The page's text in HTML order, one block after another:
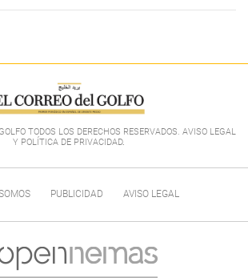
TODOS LOS DERECHOS RESERVADOS. AVISO LEGAL
Y POLÍTICA DE PRIVACIDAD.
PUBLICIDAD AVISO LEGAL